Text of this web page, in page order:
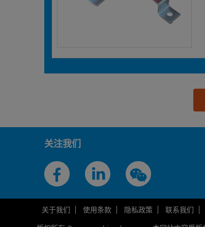
关注我们
关于我们 使用条款 隐私政策 联系我们